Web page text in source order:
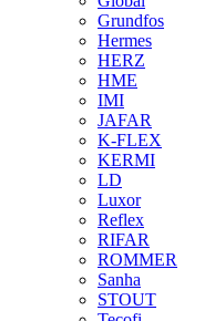
Grundfos
Hermes
HERZ
HME
IMI
JAFAR
K-FLEX
KERMI
LD
Luxor
Reflex
RIFAR
ROMMER
Sanha
STOUT